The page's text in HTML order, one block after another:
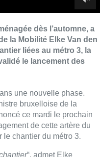
tout le quartier
cette blessure, la
Un permis a déjà été
faire en sorte que le
fantôme”, “quartier
se rassemblent contre
probablement entre